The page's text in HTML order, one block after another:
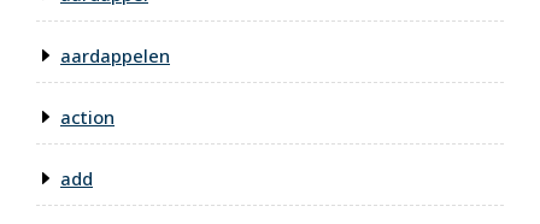
aardappelen
action
add